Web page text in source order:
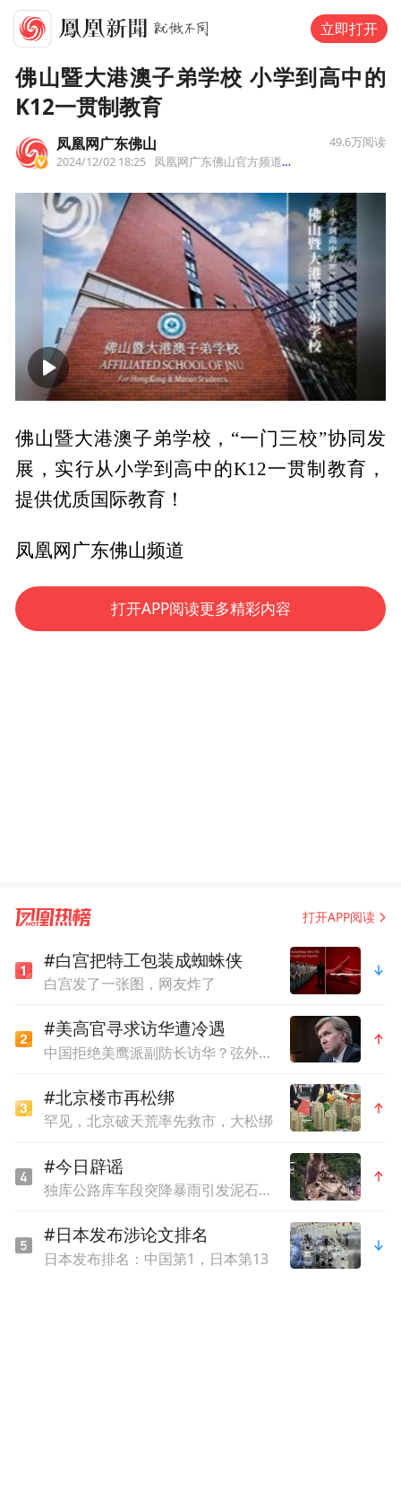
立即打开
佛山暨大港澳子弟学校 小学到高中的
K12一贯制教育
凤凰网广东佛山
2024/12/02 18:25 凤凰网广东佛山官方频道，向世界讲好佛山故事！
49.6万阅读
00:00 02:26
佛山暨大港澳子弟学校，“一门三校”协同发
展，实行从小学到高中的K12一贯制教育，
提供优质国际教育！
凤凰网广东佛山频道
打开APP阅读更多精彩内容
打开APP阅读
#白宫把特工包装成蜘蛛侠
白宫发了一张图，网友炸了
#美高官寻求访华遭冷遇
中国拒绝美鹰派副防长访华？弦外之音被热议
#北京楼市再松绑
罕见，北京破天荒率先救市，大松绑
#今日辟谣
独库公路库车段突降暴雨引发泥石流？官方辟谣
#日本发布涉论文排名
日本发布排名：中国第1，日本第13